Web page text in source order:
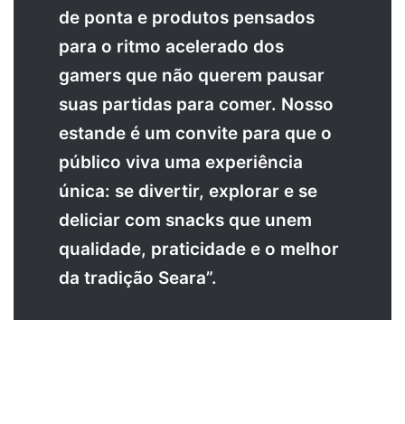
de ponta e produtos pensados
para o ritmo acelerado dos
gamers que não querem pausar
suas partidas para comer. Nosso
estande é um convite para que o
público viva uma experiência
única: se divertir, explorar e se
deliciar com snacks que unem
qualidade, praticidade e o melhor
da tradição Seara”.